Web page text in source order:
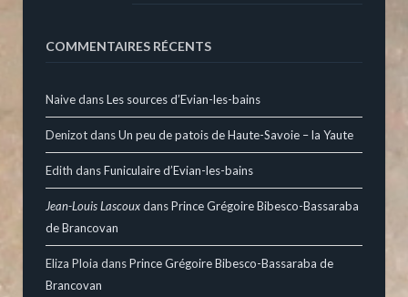
COMMENTAIRES RÉCENTS
NaivedansLes sources d’Evian-les-bains
DenizotdansUn peu de patois de Haute-Savoie – la Yaute
Edith dansFuniculaire d’Evian-les-bains
Jean-Louis LascouxdansPrince Grégoire Bibesco-Bassaraba
de Brancovan
Eliza Ploia dansPrince Grégoire Bibesco-Bassaraba de
Brancovan